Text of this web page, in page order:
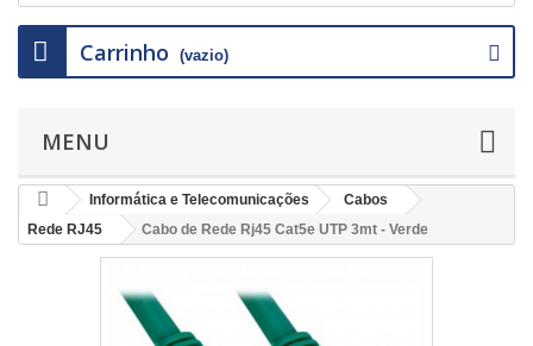
Carrinho (vazio)
MENU
Informática e Telecomunicações
Cabos
Rede RJ45
Cabo de Rede Rj45 Cat5e UTP 3mt - Verde